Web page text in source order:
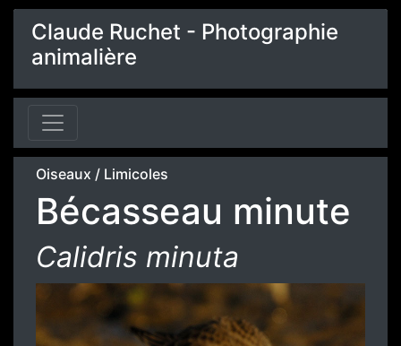
Claude Ruchet - Photographie
animalière
Oiseaux / Limicoles
Bécasseau minute
Calidris minuta